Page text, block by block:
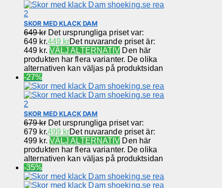
SKOR MED KLACK DAM
649kr Det ursprungliga priset var:
649 kr.449 krDet nuvarande priset är:
449 kr. VÄLJ ALTERNATIV Den här
produkten har flera varianter. De olika
alternativen kan väljas på produktsidan
-27%
SKOR MED KLACK DAM
679kr Det ursprungliga priset var:
679 kr.499 krDet nuvarande priset är:
499 kr. VÄLJ ALTERNATIV Den här
produkten har flera varianter. De olika
alternativen kan väljas på produktsidan
-35%